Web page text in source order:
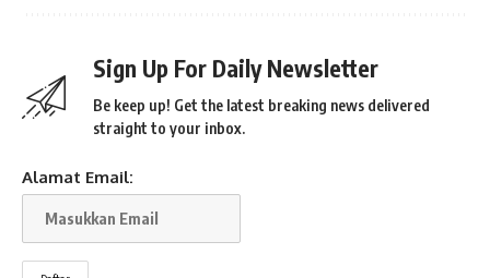
Sign Up For Daily Newsletter
Be keep up! Get the latest breaking news delivered
straight to your inbox.
Alamat Email: